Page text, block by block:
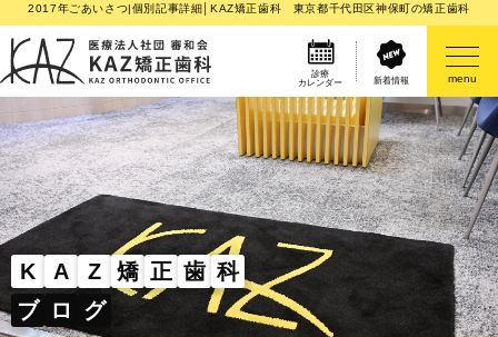
2017年ごあいさつ|個別記事詳細│KAZ矯正歯科 東京都千代田区神保町の矯正歯科
診療
カレンダー
新着情報 menu
K A Z 矯 正 歯 科
ブ ロ グ
医院案内
矯正歯科治療のご案内
矯正装置のご紹介
その他